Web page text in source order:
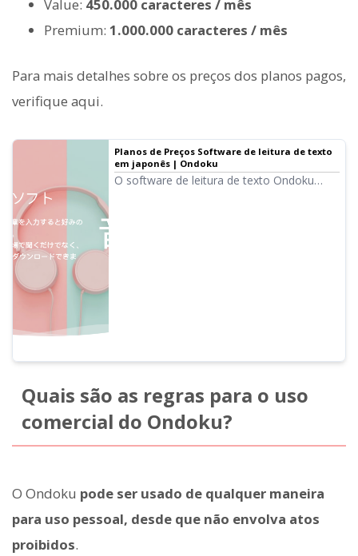
Value: 450.000 caracteres / mês
Premium: 1.000.000 caracteres / mês
Para mais detalhes sobre os preços dos planos pagos,
verifique aqui.
Planos de Preços Software de leitura de texto
em japonês | Ondoku
O software de leitura de texto Ondoku
Quais são as regras para o uso
comercial do Ondoku?
O Ondoku pode ser usado de qualquer maneira
para uso pessoal, desde que não envolva atos
proibidos.